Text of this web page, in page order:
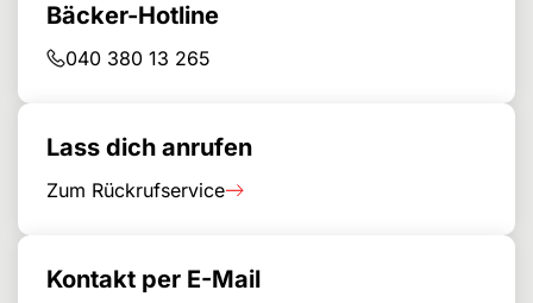
Bäcker-Hotline
040 380 13 265
Lass dich anrufen
Zum Rückrufservice
Kontakt per E-Mail